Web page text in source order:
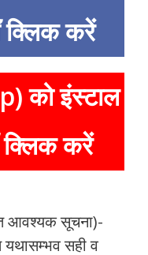
क्लिक करें
को इंस्टाल
करें
आवश्यक सूचना)-
यथासम्भव सही व